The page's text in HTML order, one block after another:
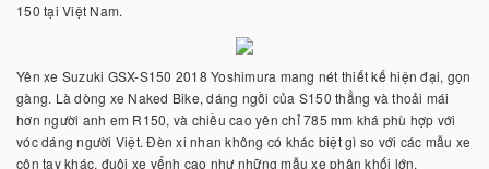
150 tại Việt Nam.
Yên xe Suzuki GSX-S150 2018 Yoshimura mang nét thiết kế hiện đại, gọn
gàng. Là dòng xe Naked Bike, dáng ngồi của S150 thẳng và thoải mái
hơn người anh em R150, và chiều cao yên chỉ 785 mm khá phù hợp với
vóc dáng người Việt. Đèn xi nhan không có khác biệt gì so với các mẫu xe
côn tay khác, đuôi xe vểnh cao như những mẫu xe phân khối lớn.